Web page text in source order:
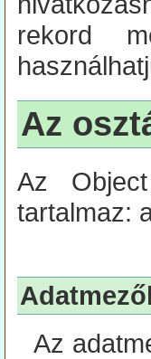
rekord
Az
Az
tartalmaz:
Az